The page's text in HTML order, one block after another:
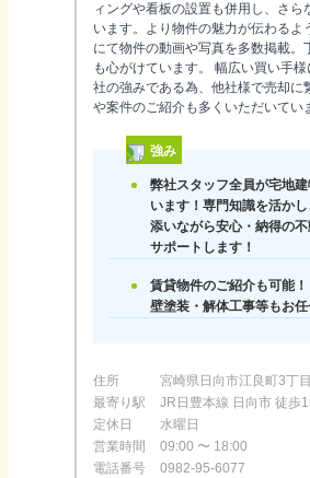
ィングや看板の設置も併用し、さら
います。より物件の魅力が伝わるよ
にて物件の動画や写真を多数掲載。
も心がけています。 幅広い買い手
社の強みである為、他社様で売却に
や案件のご紹介も多くいただいてい
強み
弊社スタッフ全員が宅地
います！専門知識を活か
添いながら安心・納得の
サポートします！
賃貸物件のご紹介も可能
壁塗装・解体工事等もお任
住所
宮崎県日向市江良町3丁
最寄り駅
JR日豊本線 日向市 徒歩
定休日
水曜日
営業時間
09:00 〜 18:00
電話番号
0982-95-6077